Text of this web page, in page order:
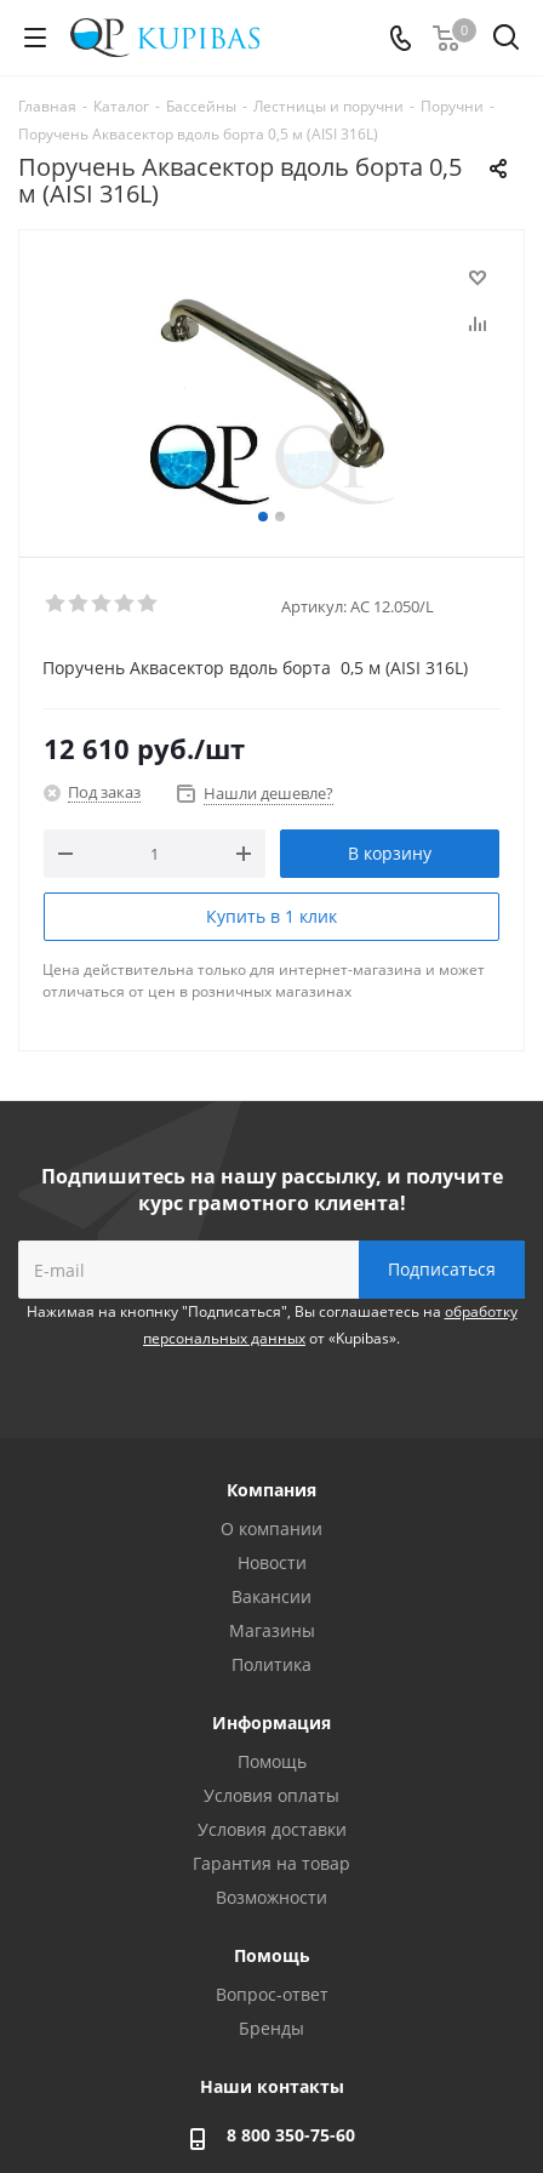
0
Главная - Каталог - Бассейны - Лестницы и поручни - Поручни -
Поручень Аквасектор вдоль борта 0,5 м (AISI 316L)
Поручень Аквасектор вдоль борта 0,5
м (AISI 316L)
Артикул:АС 12.050/L
Поручень Аквасектор вдоль борта 0,5 м (AISI 316L)
12 610 руб./шт
Под заказ Нашли дешевле?
В корзину
Купить в 1 клик
Цена действительна только для интернет-магазина и может
отличаться от цен в розничных магазинах
Подпишитесь на нашу рассылку, и получите
курс грамотного клиента!
Нажимая на кнопнку "Подписаться", Вы соглашаетесь на обработку
персональных данныхот «Kupibas».
Компания
О компании
Новости
Вакансии
Магазины
Политика
Информация
Помощь
Условия оплаты
Условия доставки
Гарантия на товар
Возможности
Помощь
Вопрос-ответ
Бренды
Наши контакты
8 800 350-75-60